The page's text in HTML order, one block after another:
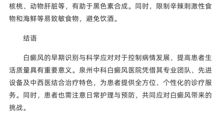
核桃、动物肝脏等，有助于黑色素合成。同时，限制辛辣刺激性食
物和海鲜等易致敏食物，避免饮酒。
结语
白癜风的早期识别与科学应对对于控制病情发展、提高患者生
活质量具有重要意义。泉州中科白癜风医院凭借其专业团队、先进
设备及中西医结合治疗特色，为患者提供全方位、个性化的诊疗服
务。同时，患者也需注意日常护理与预防，共同应对白癜风带来的
挑战。